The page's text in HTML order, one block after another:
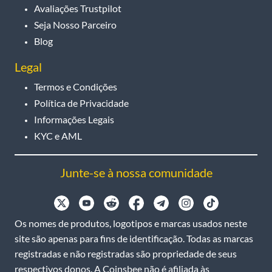
Avaliações Trustpilot
Seja Nosso Parceiro
Blog
Legal
Termos e Condições
Política de Privacidade
Informações Legais
KYC e AML
Junte-se à nossa comunidade
Os nomes de produtos, logotipos e marcas usados neste
site são apenas para fins de identificação. Todas as marcas
registradas e não registradas são propriedade de seus
respectivos donos. A Coinsbee não é afiliada às